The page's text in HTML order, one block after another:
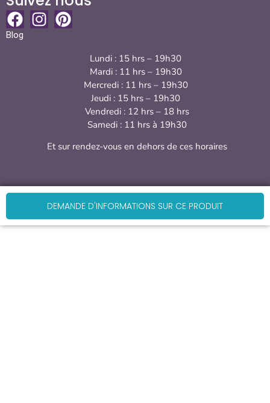
Lundi : 15 hrs – 19h30
Mardi : 11 hrs – 19h30
Mercredi : 11 hrs – 19h30
Jeudi : 15 hrs – 19h30
Vendredi : 12 hrs – 18 hrs
Samedi : 11 hrs à 19h30
Et sur rendez-vous en dehors de ces horaires
Blog
DEMANDE D'INFORMATIONS SUR CE PRODUIT